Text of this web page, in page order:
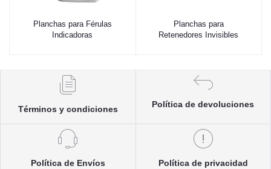
Planchas para Férulas
Indicadoras
Planchas para
Retenedores Invisibles
Términos y condiciones
Política de devoluciones
Política de Envíos Política de privacidad